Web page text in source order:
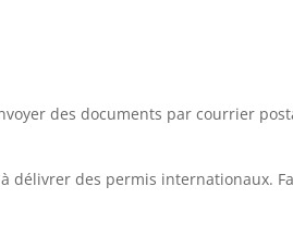
des documents par courrier
délivrer des permis internationaux.